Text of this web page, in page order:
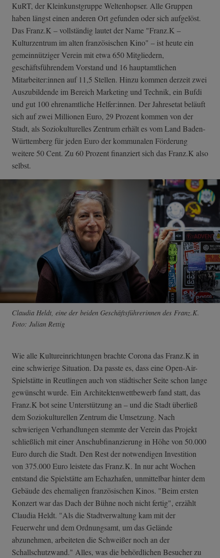
KuRT, der Kleinkunstgruppe Weltenhopser. Alle Gruppen
haben längst einen anderen Ort gefunden oder sich aufgelöst.
Das Franz.K – vollständig lautet der Name "Franz.K –
Kulturzentrum im alten französischen Kino" – ist heute ein
gemeinnütziger Verein mit etwa 650 Mitgliedern,
geschäftsführendem Vorstand und 16 hauptamtlichen
Mitarbeiter:innen auf 11,5 Stellen. Hinzu kommen derzeit zwei
Auszubildende im Bereich Marketing und Technik, ein Bufdi
und gut 100 ehrenamtliche Helfer:innen. Der Jahresetat beläuft
sich auf zwei Millionen Euro, 29 Prozent kommen von der
Stadt, als Soziokulturelles Zentrum erhält es vom Land Baden-
Württemberg für jeden Euro der kommunalen Förderung
weitere 50 Cent. Zu 60 Prozent finanziert sich das Franz.K also
selbst.
Claudia Heldt, eine der beiden Geschäftsführerinnen des Franz.K.
Foto: Julian Rettig
Wie alle Kultureinrichtungen brachte Corona das Franz.K in
eine schwierige Situation. Da passte es, dass eine Open-Air-
Spielstätte in Reutlingen auch von städtischer Seite schon lange
gewünscht wurde. Ein Architektenwettbewerb fand statt, das
Franz.K bot seine Unterstützung an – und die Stadt überließ
dem Soziokulturellen Zentrum die Umsetzung. Nach
schwierigen Verhandlungen stemmte der Verein das Projekt
schließlich mit einer Anschubfinanzierung in Höhe von 50.000
Euro durch die Stadt. Den Rest der notwendigen Investition
von 375.000 Euro leistete das Franz.K. In nur acht Wochen
entstand die Spielstätte am Echazhafen, unmittelbar hinter dem
Gebäude des ehemaligen französischen Kinos. "Beim ersten
Konzert war das Dach der Bühne noch nicht fertig", erzählt
Claudia Heldt. "Als die Stadtverwaltung kam mit der
Feuerwehr und dem Ordnungsamt, um das Gelände
abzunehmen, arbeiteten die Schweißer noch an der
Schallschutzwand." Alles, was die behördlichen Besucher zu